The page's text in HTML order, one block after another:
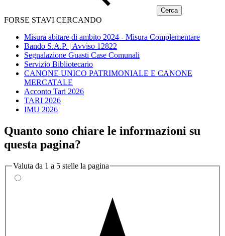
FORSE STAVI CERCANDO
Misura abitare di ambito 2024 - Misura Complementare
Bando S.A.P. | Avviso 12822
Segnalazione Guasti Case Comunali
Servizio Bibliotecario
CANONE UNICO PATRIMONIALE E CANONE
MERCATALE
Acconto Tari 2026
TARI 2026
IMU 2026
Quanto sono chiare le informazioni su
questa pagina?
Valuta da 1 a 5 stelle la pagina